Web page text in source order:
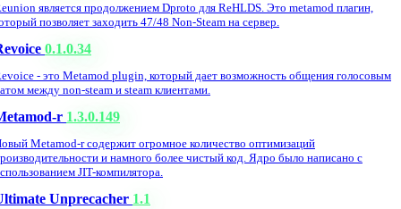
является продолжением Dproto для ReHLDS. Это metamod плагин,
позволяет заходить 47/48 Non-Steam на сервер.
0.1.0.34
- это Metamod plugin, который дает возможность общения голосовым
между non-steam и steam клиентами.
r 1.3.0.149
Metamod-r содержит огромное количество оптимизаций
и намного более чистый код. Ядро было написано с
JIT-компилятора.
Unprecacher 1.1